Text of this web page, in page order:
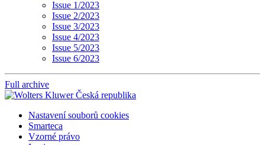
Issue 1/2023
Issue 2/2023
Issue 3/2023
Issue 4/2023
Issue 5/2023
Issue 6/2023
Full archive
Nastavení souborů cookies
Smarteca
Vzorné právo